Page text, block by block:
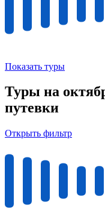
Показать туры
Туры на
путевки
Открыть фильтр